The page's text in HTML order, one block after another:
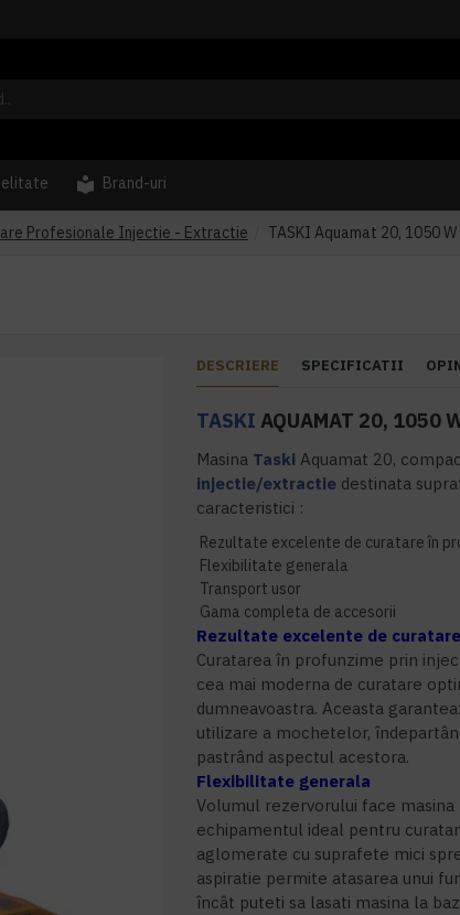
Brand-uri
Profesionale Injectie - Extractie TASKI Aquamat 20, 1050 W
DESCRIERE SPECIFICATII
TASKI AQUAMAT 20, 1050
Masina Taski Aquamat 20,
injectie/extractie destinata
caracteristici :
Rezultate excelente de curatare în
Flexibilitate generala
Transport usor
Gama completa de accesorii
Rezultate excelente de
Curatarea în profunzime prin
cea mai moderna de curatare
dumneavoastra. Aceasta
utilizare a mochetelor,
pastrând aspectul acestora.
Flexibilitate generala
Volumul rezervorului face masina
echipamentul ideal pentru
aglomerate cu suprafete mici
aspiratie permite atasarea unui
încât puteti sa lasati masina la